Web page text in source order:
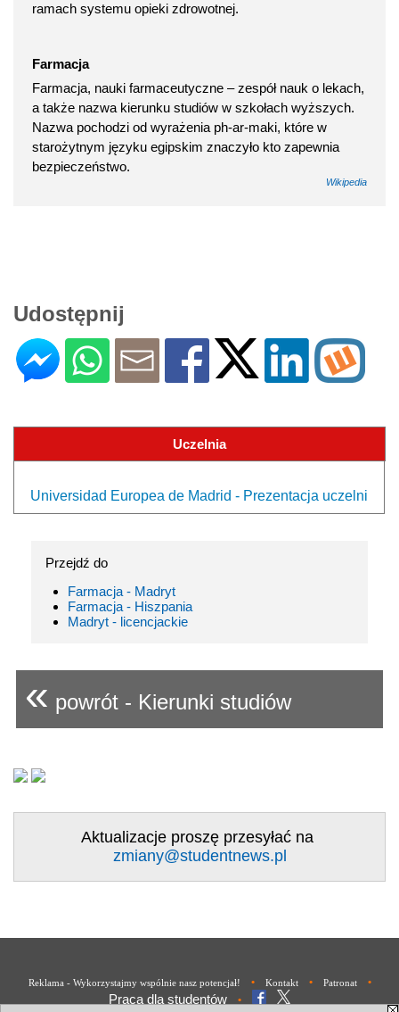
ramach systemu opieki zdrowotnej.
Farmacja
Farmacja, nauki farmaceutyczne – zespół nauk o lekach,
a także nazwa kierunku studiów w szkołach wyższych.
Nazwa pochodzi od wyrażenia ph-ar-maki, które w
starożytnym języku egipskim znaczyło kto zapewnia
bezpieczeństwo.
Wikipedia
Udostępnij
Uczelnia
Universidad Europea de Madrid - Prezentacja uczelni
Przejdź do
Farmacja - Madryt
Farmacja - Hiszpania
Madryt - licencjackie
« powrót - Kierunki studiów
Aktualizacje proszę przesyłać na
zmiany@studentnews.pl
Reklama - Wykorzystajmy wspólnie nasz potencjał! • Kontakt • Patronat •
Praca dla studentów •